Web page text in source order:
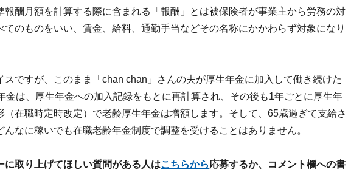
報酬月額を計算する際に含まれる「報酬」とは被保険者が事業主から労務の対
てのものをいい、賃金、給料、通勤手当などその名称にかかわらず対象になり
スですが、このまま「chan chan」さんの夫が厚生年金に加入して働き続けた
金は、厚生年金への加入記録をもとに再計算され、その後も1年ごとに厚生年
（在職時定時改定）で老齢厚生年金は増額します。そして、65歳過ぎて支給さ
なに稼いでも在職老齢年金制度で調整を受けることはありません。
取り上げてほしい質問がある人はこちらから応募するか、コメント欄への書